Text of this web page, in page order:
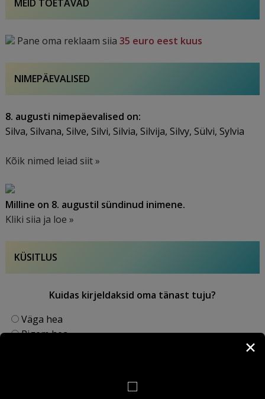
MEID TOETAVAD
Pane oma reklaam siia35 euro eest kuus
NIMEPÄEVALISED
8. augusti nimepäevalised on:
Silva, Silvana, Silve, Silvi, Silvia, Silvija, Silvy, Sülvi, Sylvia
Kõik nimed leiad siit »
Milline on 8. augustil sündinud inimene.
Kliki siia ja loe »
KÜSITLUS
Kuidas kirjeldaksid oma tänast tuju?
Väga hea
Pigem hea
✕